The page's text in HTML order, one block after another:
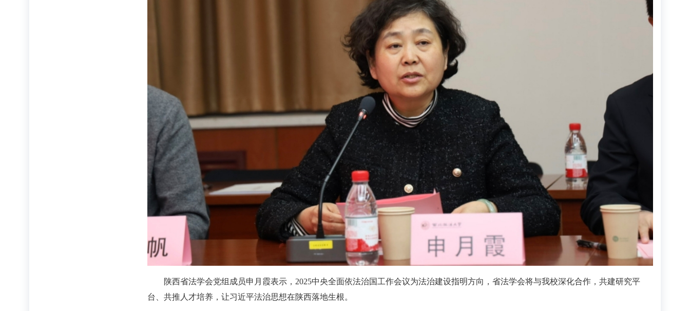
陕西省法学会党组成员申月霞表示，2025中央全面依法治国工作会议为法治建设指明方向，省法学会将与我校深化合作，共建研究平
台、共推人才培养，让习近平法治思想在陕西落地生根。